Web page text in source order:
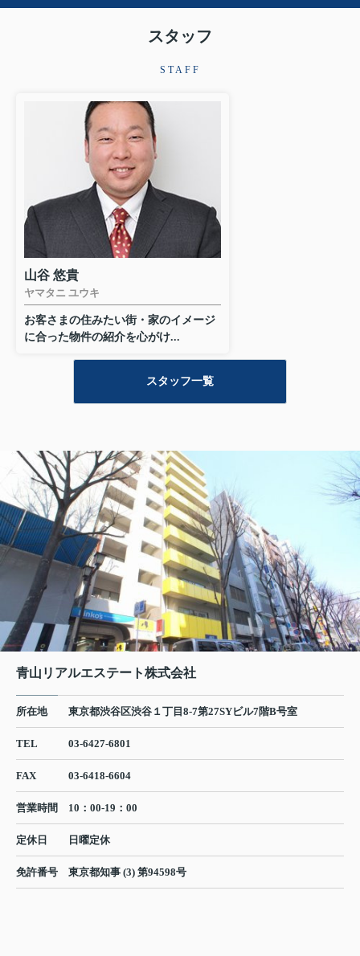
スタッフ
STAFF
山谷 悠貴
ヤマタニ ユウキ
お客さまの住みたい街・家のイメージ
に合った物件の紹介を心がけ...
スタッフ一覧
青山リアルエステート株式会社
所在地 東京都渋谷区渋谷１丁目8-7第27SYビル7階B号室
TEL 03-6427-6801
FAX 03-6418-6604
営業時間 10：00-19：00
定休日 日曜定休
免許番号 東京都知事 (3) 第94598号